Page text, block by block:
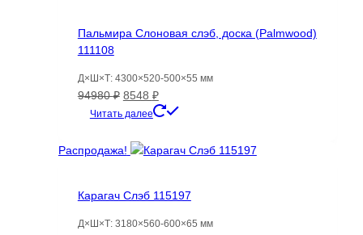
Пальмира Слоновая слэб, доска (Palmwood)
111108
Д×Ш×Т: 4300×520-500×55 мм
94980₽ Первоначальная
цена
94980 ₽.
8548 ₽Текущая
цена:
Читать далее
Распродажа!
Карагач Слэб 115197
Д×Ш×Т: 3180×560-600×65 мм